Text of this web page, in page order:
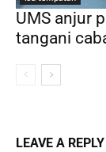
UMS anjur
tangani
LEAVE A REPLY